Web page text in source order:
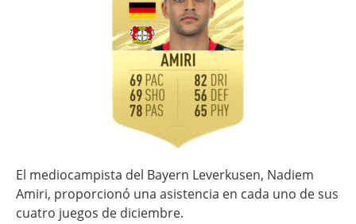
El mediocampista del Bayern Leverkusen, Nadiem
Amiri, proporcionó una asistencia en cada uno de sus
cuatro juegos de diciembre.